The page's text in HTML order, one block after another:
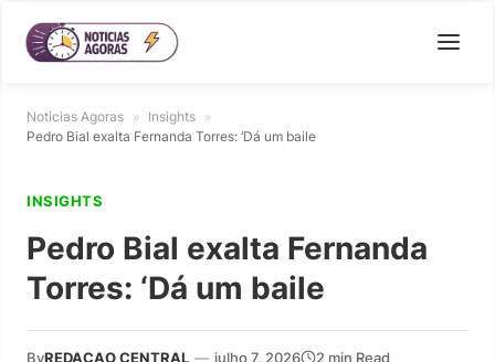
Noticias Agoras » Insights »
Pedro Bial exalta Fernanda Torres: ‘Dá um baile
INSIGHTS
Pedro Bial exalta Fernanda
Torres: ‘Dá um baile
ByREDACAO CENTRAL — julho 7, 2026 2 min Read